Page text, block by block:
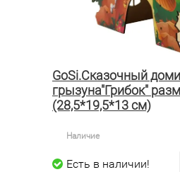
GoSi.Сказочный
грызуна"Грибок"
(28,5*19,5*13 см)
Наличие
Есть в наличии!